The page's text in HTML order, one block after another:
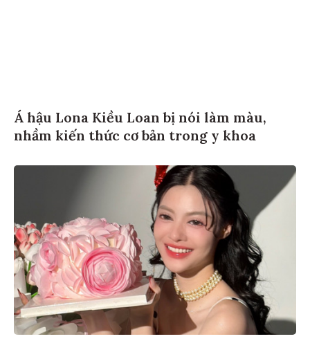
Á hậu Lona Kiều Loan bị nói làm màu,
nhầm kiến thức cơ bản trong y khoa